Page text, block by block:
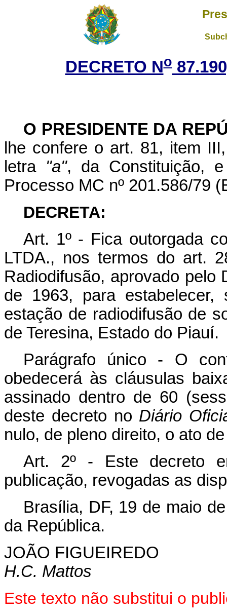
DECRETO No
O PRESIDENTE DA
lhe confere o art. 81, item
letra "a", da Constituição,
Processo MC nº 201.586/79
DECRETA:
Art. 1º - Fica outorgada
LTDA., nos termos do art.
Radiodifusão, aprovado pelo
de 1963, para estabelecer,
estação de radiodifusão de
de Teresina, Estado do Piauí.
Parágrafo único - O
obedecerá às cláusulas
assinado dentro de 60
deste decreto no Diário
nulo, de pleno direito, o ato
Art. 2º - Este decreto
publicação, revogadas as
Brasília, DF, 19 de maio
da República.
JOÃO FIGUEIREDO
H.C. Mattos
Este texto não substitui o